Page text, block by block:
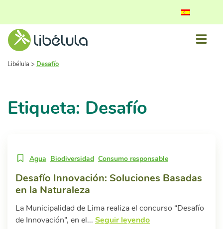
Libélula > Desafío
Etiqueta: Desafío
Agua Biodiversidad Consumo responsable
Desafío Innovación: Soluciones Basadas
en la Naturaleza
La Municipalidad de Lima realiza el concurso “Desafío
de Innovación”, en el... Seguir leyendo